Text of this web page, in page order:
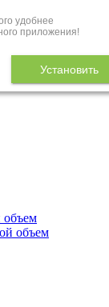
удобнее
приложения!
Установить
объем
объем